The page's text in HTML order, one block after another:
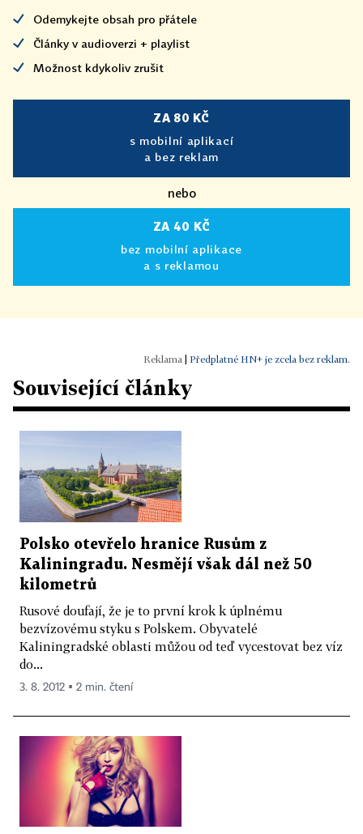
Odemykejte obsah pro přátele
Články v audioverzi + playlist
Možnost kdykoliv zrušit
ZA 80 KČ
s mobilní aplikací
a bez reklam
nebo
ZA 40 KČ
bez mobilní aplikace
a s reklamou
Předplatné HN+ je zcela bez reklam.
Související články
Polsko otevřelo hranice Rusům z
Kaliningradu. Nesmějí však dál než 50
kilometrů
Rusové doufají, že je to první krok k úplnému
bezvízovému styku s Polskem. Obyvatelé
Kaliningradské oblasti můžou od teď vycestovat bez víz
do...
3. 8. 2012 ▪ 2 min. čtení